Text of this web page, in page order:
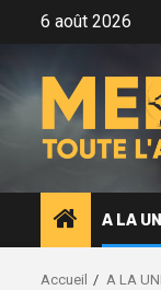
6 août 2026
A LA
Accueil A LA